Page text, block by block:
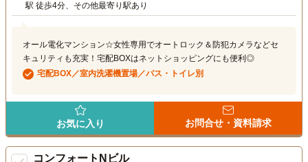
駅 徒歩4分、その他最寄り駅あり
オール電化マンション☆女性専用でオートロック＆防犯カメラなどセ
キュリティも充実！宅配BOXはネットショッピングにも便利◎
宅配BOX／室内洗濯機置場／バス・トイレ別
お気に入り お問合せ・資料請求
コンフォートNビル